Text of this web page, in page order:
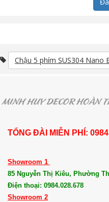
Chậu 5 phím SUS304 Nano
TỔNG ĐÀI MIỄN PHÍ:
Showroom 1
85 Nguyễn Thị Kiêu, Phường
Điện thoại: 0984.028.678
Showroom 2